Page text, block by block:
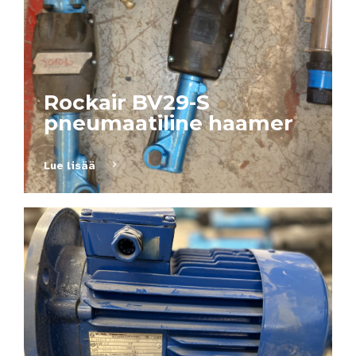
Rockair BV29-S
pneumaatiline haamer
Lue lisää